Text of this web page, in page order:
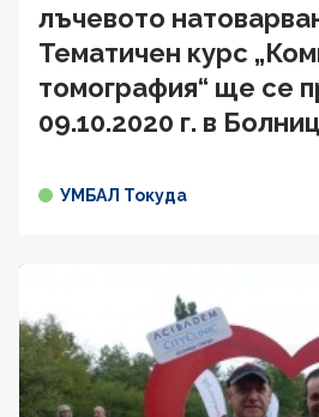
лъчевото
Тематичен курс
томография“ ще се
09.10.2020 г. в
УМБАЛ Токуда